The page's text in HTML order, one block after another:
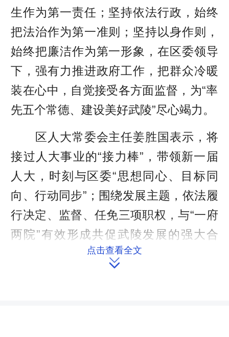
生作为第一责任；坚持依法行政，始终
把法治作为第一准则；坚持以身作则，
始终把廉洁作为第一形象，在区委领导
下，强有力推进政府工作，把群众冷暖
装在心中，自觉接受各方面监督，为“率
先五个常德、建设美好武陵”尽心竭力。
区人大常委会主任姜胜国表示，将
接过人大事业的“接力棒”，带领新一届
人大，时刻与区委“思想同心、目标同
向、行动同步”；围绕发展主题，依法履
行决定、监督、任免三项职权，与“一府
两院”有效形成共促武陵发展的强大合
力；有序推进人大各项工作科学化、制
点击查看全文
